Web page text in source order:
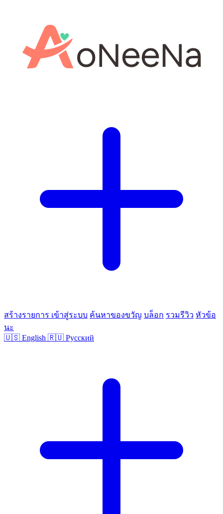
สร้างรายการ เข้าสู่ระบบ ค้นหาของขวัญ บล็อก รวมรีวิว หัวข้อ
นะ
🇺🇸 English 🇷🇺 Русский